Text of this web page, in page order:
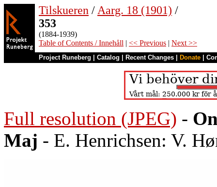
Tilskueren / Aarg. 18 (1901) /
353
(1884-1939)
Table of Contents / Innehåll | << Previous | Next >>
Project Runeberg Catalog Recent Changes Donate
Full resolution (JPEG) -
Maj - E. Henrichsen: V.